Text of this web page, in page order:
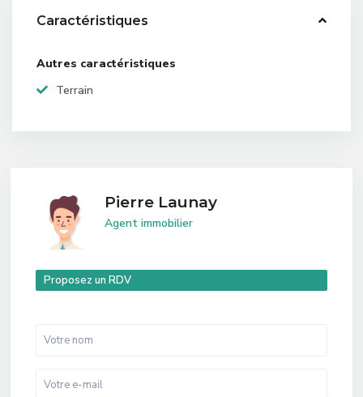
Caractéristiques
Autres caractéristiques
Terrain
Pierre Launay
Agent immobilier
Proposez un RDV